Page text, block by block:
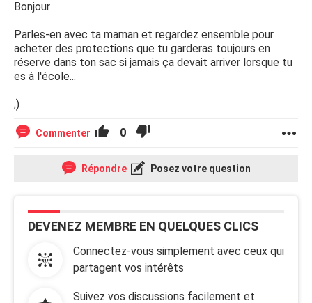
Bonjour
Parles-en avec ta maman et regardez ensemble pour
acheter des protections que tu garderas toujours en
réserve dans ton sac si jamais ça devait arriver lorsque tu
es à l'école...
;)
Commenter 0
Répondre Posez votre question
DEVENEZ MEMBRE EN QUELQUES CLICS
Connectez-vous simplement avec ceux qui
partagent vos intérêts
Suivez vos discussions facilement et